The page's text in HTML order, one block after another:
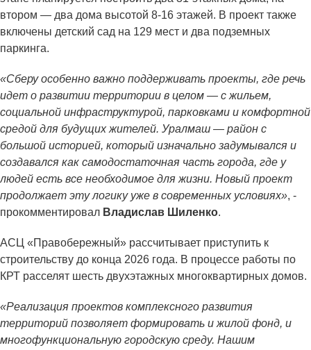
втором — два дома высотой 8-16 этажей. В проект также
включены детский сад на 129 мест и два подземных
паркинга.
«Сберу особенно важно поддерживать проекты, где речь
идет о развитии территории в целом — с жильем,
социальной инфраструктурой, парковками и комфортной
средой для будущих жителей. Уралмаш — район с
большой историей, который изначально задумывался и
создавался как самодостаточная часть города, где у
людей есть все необходимое для жизни. Новый проект
продолжает эту логику уже в современных условиях», -
прокомментировал Владислав Шиленко.
АСЦ «Правобережный» рассчитывает приступить к
строительству до конца 2026 года. В процессе работы по
КРТ расселят шесть двухэтажных многоквартирных домов.
«Реализация проектов комплексного развития
территорий позволяет формировать и жилой фонд, и
многофункциональную городскую среду. Нашим